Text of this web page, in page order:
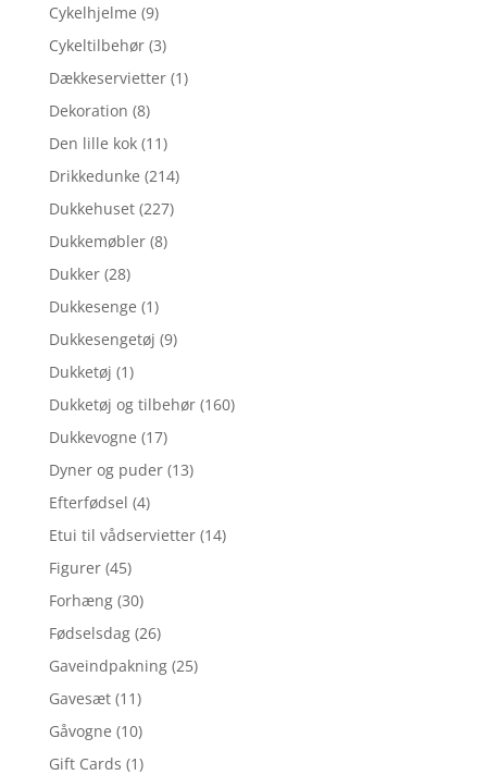
Cykelhjelme (9)
Cykeltilbehør (3)
Dækkeservietter (1)
Dekoration (8)
Den lille kok (11)
Drikkedunke (214)
Dukkehuset (227)
Dukkemøbler (8)
Dukker (28)
Dukkesenge (1)
Dukkesengetøj (9)
Dukketøj (1)
Dukketøj og tilbehør (160)
Dukkevogne (17)
Dyner og puder (13)
Efterfødsel (4)
Etui til vådservietter (14)
Figurer (45)
Forhæng (30)
Fødselsdag (26)
Gaveindpakning (25)
Gavesæt (11)
Gåvogne (10)
Gift Cards (1)